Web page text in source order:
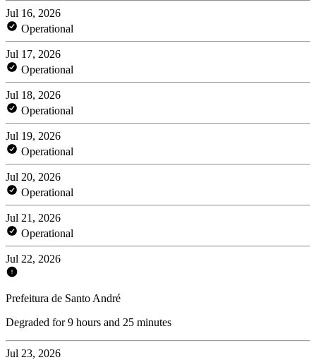
Jul 16, 2026
Operational
Jul 17, 2026
Operational
Jul 18, 2026
Operational
Jul 19, 2026
Operational
Jul 20, 2026
Operational
Jul 21, 2026
Operational
Jul 22, 2026
Prefeitura de Santo André
Degraded for 9 hours and 25 minutes
Jul 23, 2026